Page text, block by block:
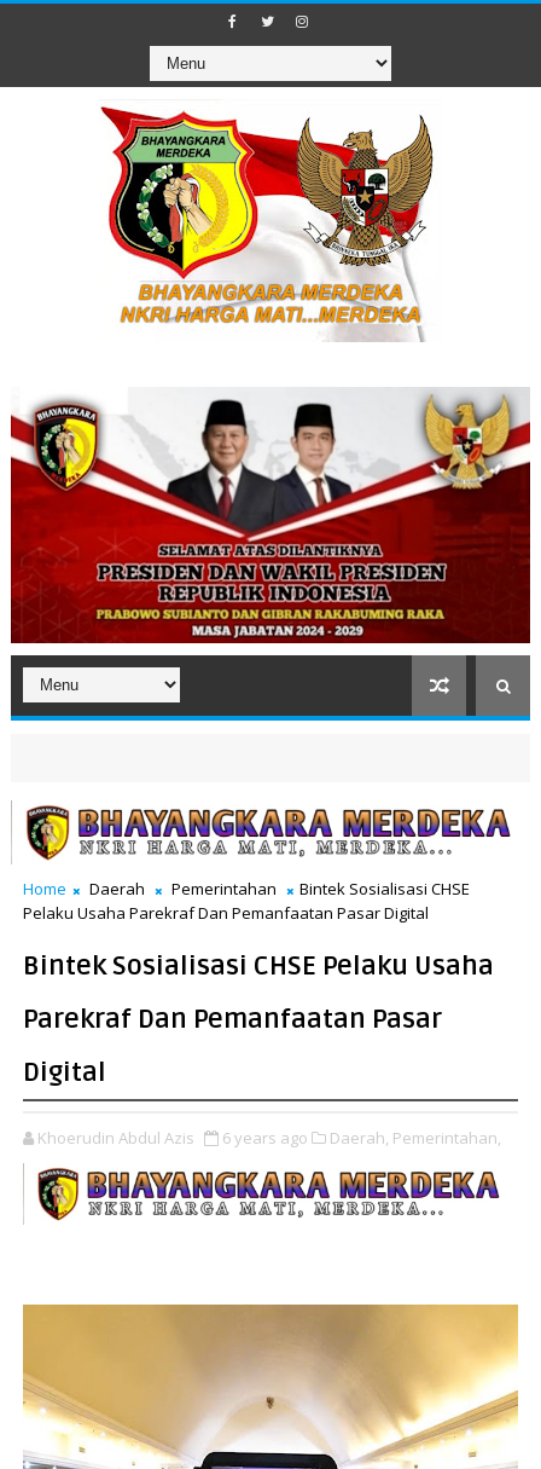
Home Daerah Pemerintahan
Bintek Sosialisasi CHSE
Pelaku Usaha Parekraf Dan Pemanfaatan Pasar Digital
Bintek Sosialisasi CHSE Pelaku Usaha
Parekraf Dan Pemanfaatan Pasar
Digital
Khoerudin Abdul Azis 6 years ago Daerah, Pemerintahan,